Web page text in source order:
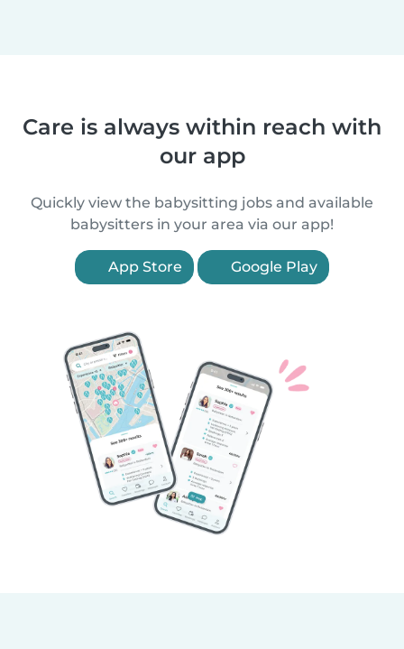
Care is always within reach with
our app
Quickly view the babysitting jobs and available
babysitters in your area via our app!
App Store Google Play